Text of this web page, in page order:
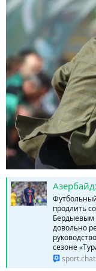
Азербайджанский «Туран» намерен
продлить
Бердыевым
довольнo
сезоне
sport.chat